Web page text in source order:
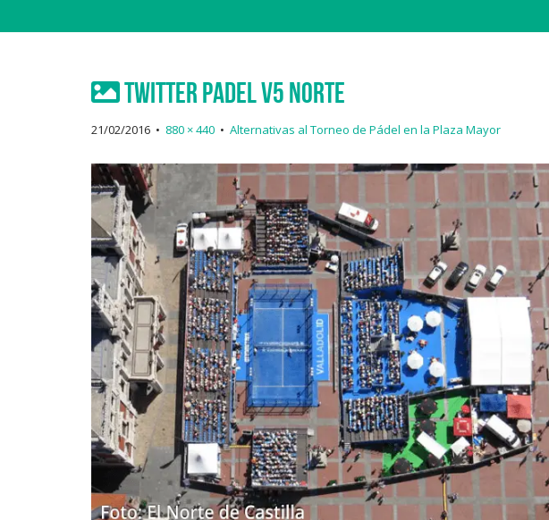
TWITTER padel v5 NORTE
21/02/2016 • 880 × 440 • Alternativas al Torneo de Pádel en la Plaza Mayor